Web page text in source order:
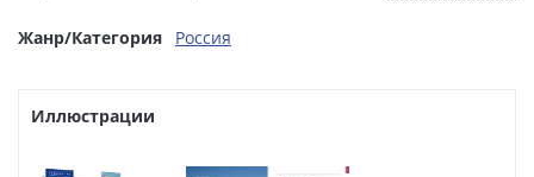
Российского государства. Столицу Верхневолжья — Тверь — не
Тверь? Ответить на этот вопрос можно только приехав сюда
лично — с нашим путеводителем в руках. Тверская область умеет
Жанр/Категория Россия
Иллюстрации